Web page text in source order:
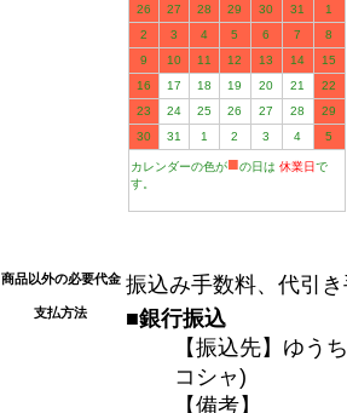
26
27 28 29 30 31
1
2
3 4 5 6 7
8
9
10 11 12 13 14
15
16
17 18 19 20 21
22
23
24 25 26 27 28
29
30
31 1 2 3 4 5
カレンダーの色が■の日は 休業日で
す。
商品以外の必要代金 振込み手数料、代引
支払方法
■銀行振込
【振込先】ゆう
コシャ)
【備考】